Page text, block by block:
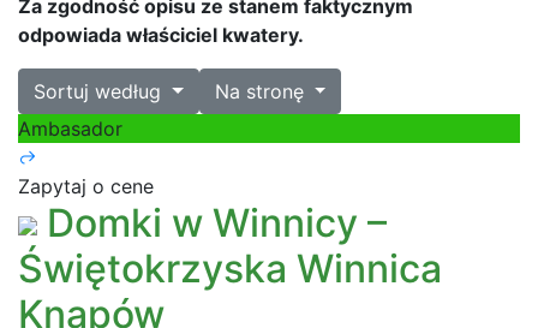
Za zgodność opisu ze stanem faktycznym
odpowiada właściciel kwatery.
Sortuj według
Na stronę
Ambasador
Zapytaj o cene
Domki w Winnicy –
Świętokrzyska Winnica
Knapów